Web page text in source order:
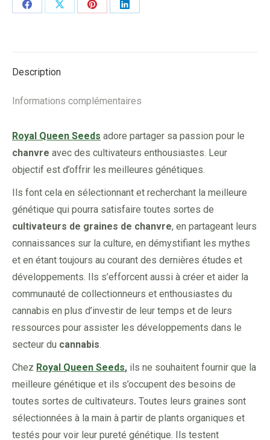
Share
Share
Share
Share
Description
Informations complémentaires
Royal Queen Seeds adore partager sa passion pour le
chanvre avec des cultivateurs enthousiastes. Leur
objectif est d’offrir les meilleures génétiques.
Ils font cela en sélectionnant et recherchant la meilleure
génétique qui pourra satisfaire toutes sortes de
cultivateurs de graines de chanvre, en partageant leurs
connaissances sur la culture, en démystifiant les mythes
et en étant toujours au courant des dernières études et
développements. Ils s’efforcent aussi à créer et aider la
communauté de collectionneurs et enthousiastes du
cannabis en plus d’investir de leur temps et de leurs
ressources pour assister les développements dans le
secteur du cannabis.
Chez Royal Queen Seeds, ils ne souhaitent fournir que la
meilleure génétique et ils s’occupent des besoins de
toutes sortes de cultivateurs. Toutes leurs graines sont
sélectionnées à la main à partir de plants organiques et
testés pour voir leur pureté génétique. Ils testent